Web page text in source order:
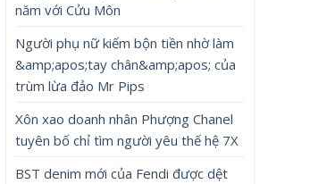
năm với Cửu Môn
Người phụ nữ kiếm bộn tiền nhờ làm
&amp;apos;tay chân&amp;apos; của
trùm lừa đảo Mr Pips
Xôn xao doanh nhân Phượng Chanel
tuyên bố chỉ tìm người yêu thế hệ 7X
BST denim mới của Fendi được dệt